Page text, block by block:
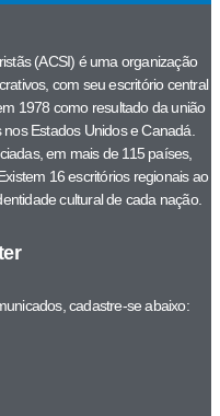
(ACSI) é uma organização
com seu escritório central
1978 como resultado da união
Estados Unidos e Canadá.
em mais de 115 países,
16 escritórios regionais ao
cultural de cada nação.
cadastre-se abaixo: